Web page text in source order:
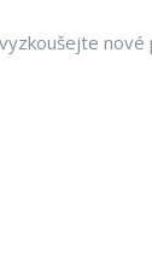
nové